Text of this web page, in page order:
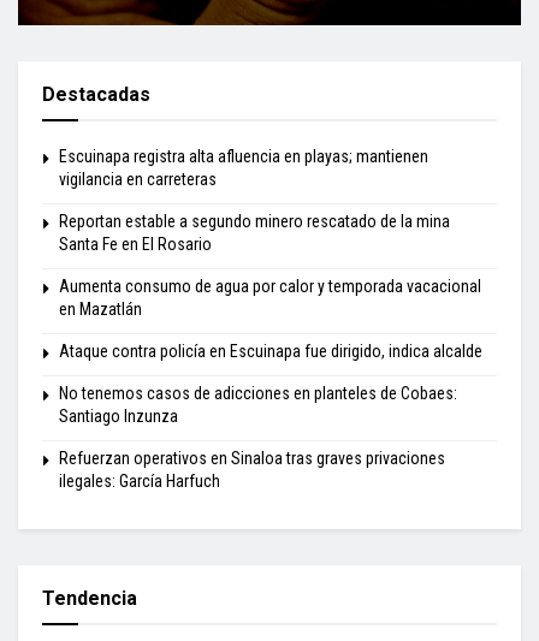
Destacadas
Escuinapa registra alta afluencia en playas; mantienen
vigilancia en carreteras
Reportan estable a segundo minero rescatado de la mina
Santa Fe en El Rosario
Aumenta consumo de agua por calor y temporada vacacional
en Mazatlán
Ataque contra policía en Escuinapa fue dirigido, indica alcalde
No tenemos casos de adicciones en planteles de Cobaes:
Santiago Inzunza
Refuerzan operativos en Sinaloa tras graves privaciones
ilegales: García Harfuch
Tendencia